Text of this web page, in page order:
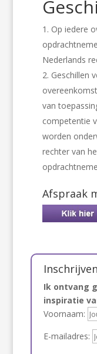
Op iedere
Nederlands
Geschillen
van
competentie
worden
rechter van
Afspraak
Ik ontvang
inspiratie
Voornaam:
E-mailadres: